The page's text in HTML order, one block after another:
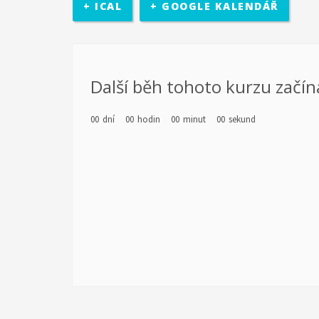
rozhodovací pravomocí. Účastníci se sejdou v třikrát
diagnostiky a poté jejich vlastní motivaci k rozvoji.
realizován školící kurz pro pracovníky s mládeží z
po zkušenosti z předchozích projektů EDS.
+ ICAL + GOOGLE KALENDÁŘ
Další běh tohoto kurzu
00 dní 00 hodin 00 minut 00 sekund